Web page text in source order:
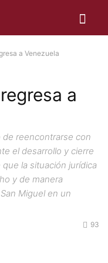
a Venezuela
a
reencontrarse con
el desarrollo y cierre
la situación jurídica
y de manera
Miguel en un
93